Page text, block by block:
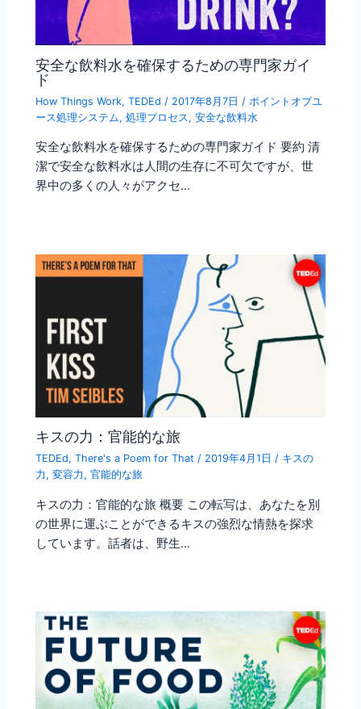
安全な飲料水を確保するための専門家ガイ
ド
How Things Work,TEDEd / 2017年8月7日 / ポイントオブユ
ース処理システム,処理プロセス ,安全な飲料水
安全な飲料水を確保するための専門家ガイド 要約 清
潔で安全な飲料水は人間の生存に不可欠ですが、世
界中の多くの人々がアクセ…
キスの力：官能的な旅
TEDEd,There's a Poem for That / 2019年4月1日/ キスの
力 ,変容力 ,官能的な旅
キスの力：官能的な旅 概要 この転写は、あなたを別
の世界に運ぶことができるキスの強烈な情熱を探求
しています。話者は、野生…